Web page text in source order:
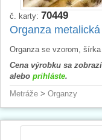
č. karty: 70449
Organza
Organza se vzorom,
Cena výrobku sa
alebo prihláste.
Metráže > Organzy